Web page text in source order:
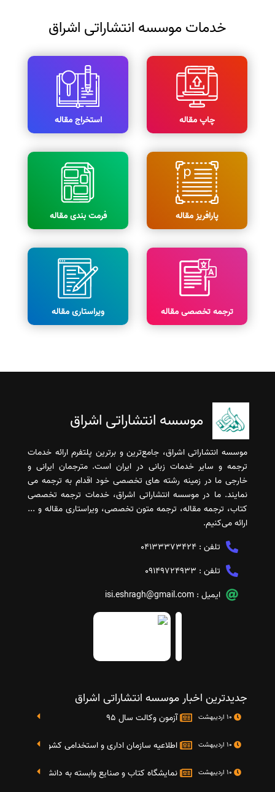
خدمات موسسه انتشاراتی اشراق
چاپ مقاله استخراج مقاله
پارافریز مقاله فرمت بندی مقاله
ترجمه تخصصی مقاله ویراستاری مقاله
موسسه انتشاراتی اشراق
موسسه انتشاراتی اشراق، جامع‌ترین و برترین پلتفرم ارائه خدمات
ترجمه و سایر خدمات زبانی در ایران است. مترجمان ایرانی و
خارجی ما در زمینه رشته های تخصصی خود اقدام به ترجمه می
نمایند. ما در موسسه انتشاراتی اشراق، خدمات ترجمه تخصصی
کتاب، ترجمه مقاله، ترجمه متون تخصصی، ویراستاری مقاله و ...
ارائه می‌کنیم.
تلفن : 04133373424
تلفن : 09149724933
ایمیل : isi.eshragh@gmail.com
جدیدترین اخبار موسسه انتشاراتی اشراق
آزمون وکالت سال 95
اطلاعیه سازمان اداری و استخدامی کشور در خصوص
نمایشگاه کتاب و صنایع وابسته به دانشگاه صنعتی شریف 4 الی 8 مهر